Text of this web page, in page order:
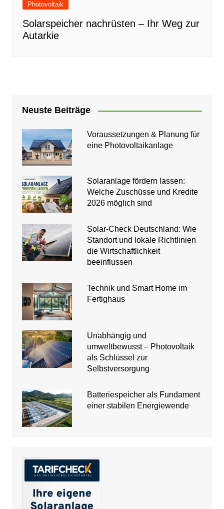
Photovoltaik
Solarspeicher nachrüsten – Ihr Weg zur
Autarkie
Neuste Beiträge
Voraussetzungen & Planung für
eine Photovoltaikanlage
Solaranlage fördern lassen:
Welche Zuschüsse und Kredite
2026 möglich sind
Solar-Check Deutschland: Wie
Standort und lokale Richtlinien
die Wirtschaftlichkeit
beeinflussen
Technik und Smart Home im
Fertighaus
Unabhängig und
umweltbewusst – Photovoltaik
als Schlüssel zur
Selbstversorgung
Batteriespeicher als Fundament
einer stabilen Energiewende